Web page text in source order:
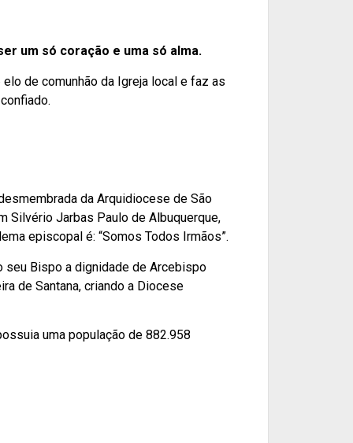
aumentar
diminuir
um só coração e uma só alma.
de comunhão da Igreja local e faz as
da Arquidiocese de São
Silvério Jarbas Paulo de Albuquerque,
episcopal é: “Somos Todos Irmãos”.
seu Bispo a dignidade de Arcebispo
de Santana, criando a Diocese
uma população de 882.958